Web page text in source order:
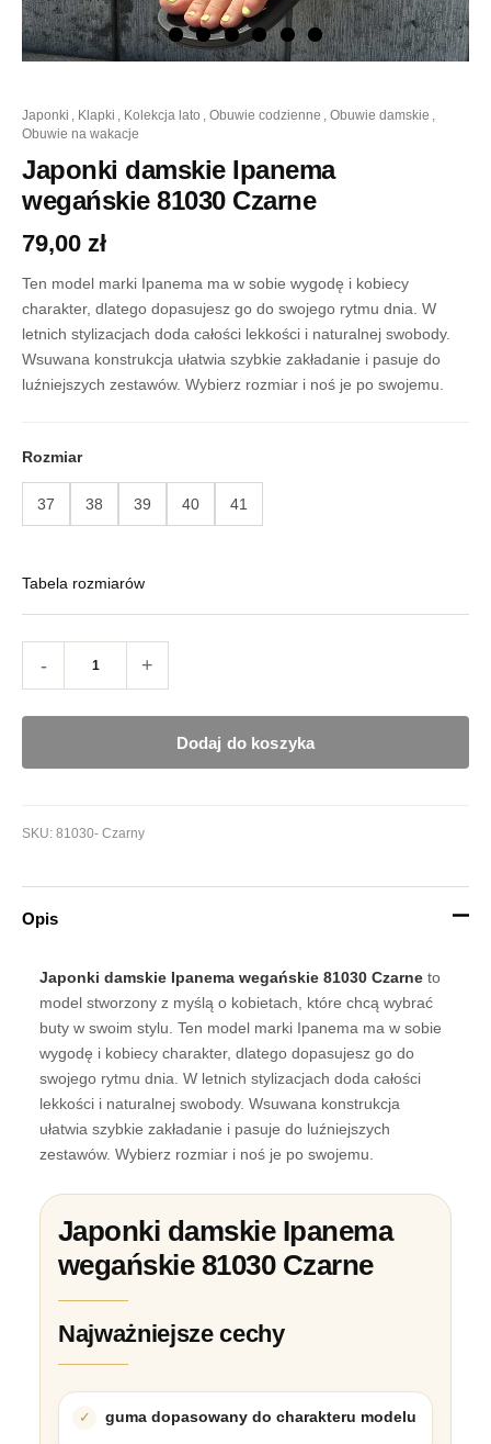
japonki , klapki , kolekcja lato , obuwie codzienne , obuwie damskie ,
obuwie na wakacje
Japonki damskie Ipanema
wegańskie 81030 Czarne
79,00 zł
Ten model marki Ipanema ma w sobie wygodę i kobiecy
charakter, dlatego dopasujesz go do swojego rytmu dnia. W
letnich stylizacjach doda całości lekkości i naturalnej swobody.
Wsuwana konstrukcja ułatwia szybkie zakładanie i pasuje do
luźniejszych zestawów. Wybierz rozmiar i noś je po swojemu.
Rozmiar
37 38 39 40 41
Tabela rozmiarów
-
Japonki
damskie
Ipanema
wegańskie
81030
+
Dodaj do koszyka
SKU: 81030- Czarny
Opis
Japonki damskie Ipanema wegańskie 81030 Czarne to
model stworzony z myślą o kobietach, które chcą wybrać
buty w swoim stylu. Ten model marki Ipanema ma w sobie
wygodę i kobiecy charakter, dlatego dopasujesz go do
swojego rytmu dnia. W letnich stylizacjach doda całości
lekkości i naturalnej swobody. Wsuwana konstrukcja
ułatwia szybkie zakładanie i pasuje do luźniejszych
zestawów. Wybierz rozmiar i noś je po swojemu.
Japonki damskie Ipanema
wegańskie 81030 Czarne
Najważniejsze cechy
guma dopasowany do charakteru modelu